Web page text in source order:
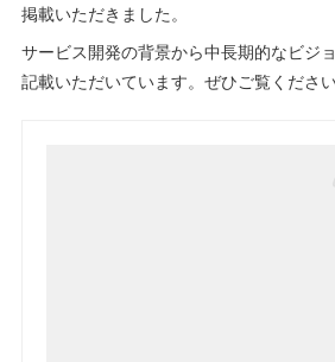
掲載いただきました。
サービス開発の背景から中長期的なビジ
記載いただいています。ぜひご覧ください